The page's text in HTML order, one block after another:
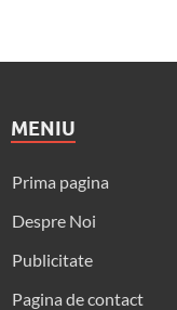
MENIU
Prima pagina
Despre Noi
Publicitate
Pagina de contact